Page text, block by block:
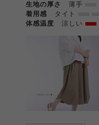
生地の厚さ
薄手
着用感
タイト
体感温度
涼しい